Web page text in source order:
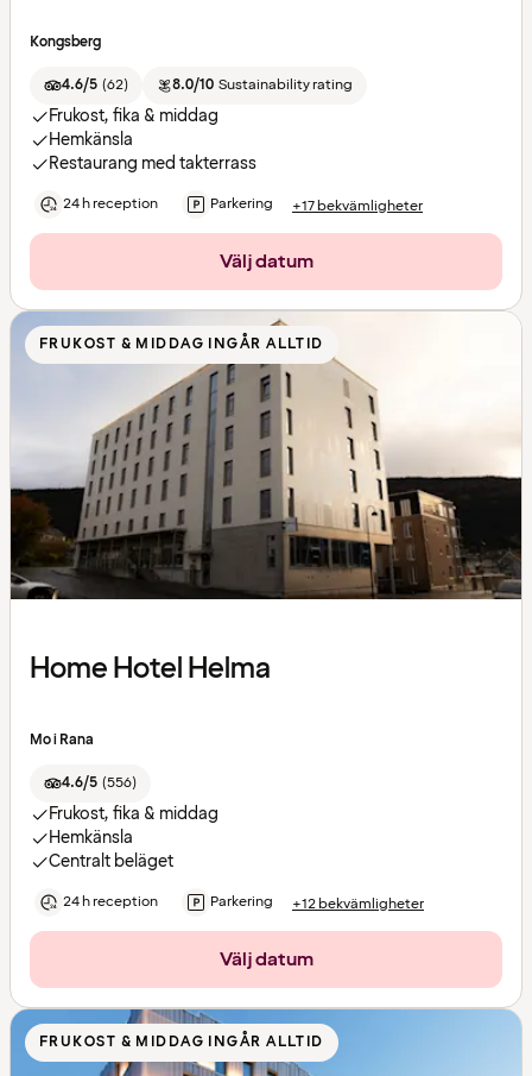
Kongsberg
4.6/5 (62) 8.0/10 Sustainability rating
Frukost, fika & middag
Hemkänsla
Restaurang med takterrass
24 h reception Parkering +17 bekvämligheter
Välj datum
FRUKOST & MIDDAG INGÅR ALLTID
Home Hotel Helma
Mo i Rana
4.6/5 (556)
Frukost, fika & middag
Hemkänsla
Centralt beläget
24 h reception Parkering +12 bekvämligheter
Välj datum
FRUKOST & MIDDAG INGÅR ALLTID